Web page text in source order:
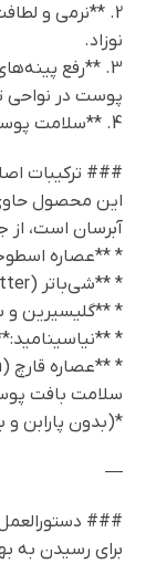
2. **نرمی و
نوزاد.
3. **رفع
پوست در نواحی
4. **سلامت پوست:** تقویت و بازسازی پوست پا.
### ترکیبات
این محصول
آبرسان است، از
* **عصاره
* **شی‌باتر (Shea Butter):** مرطوب‌کننده فوق‌العاده قوی.
* **گلیسیرین و
*
سلامت بافت
*(بدون پارابن و
—
###
برای رسیدن به